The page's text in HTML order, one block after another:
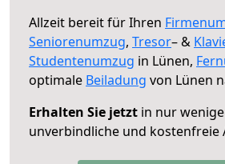
Allzeit bereit für Ihren
Seniorenumzug, Tresor– &
Studentenumzug in Lünen,
optimale Beiladung von Lünen
Erhalten Sie jetzt in nur
unverbindliche und kostenfreie